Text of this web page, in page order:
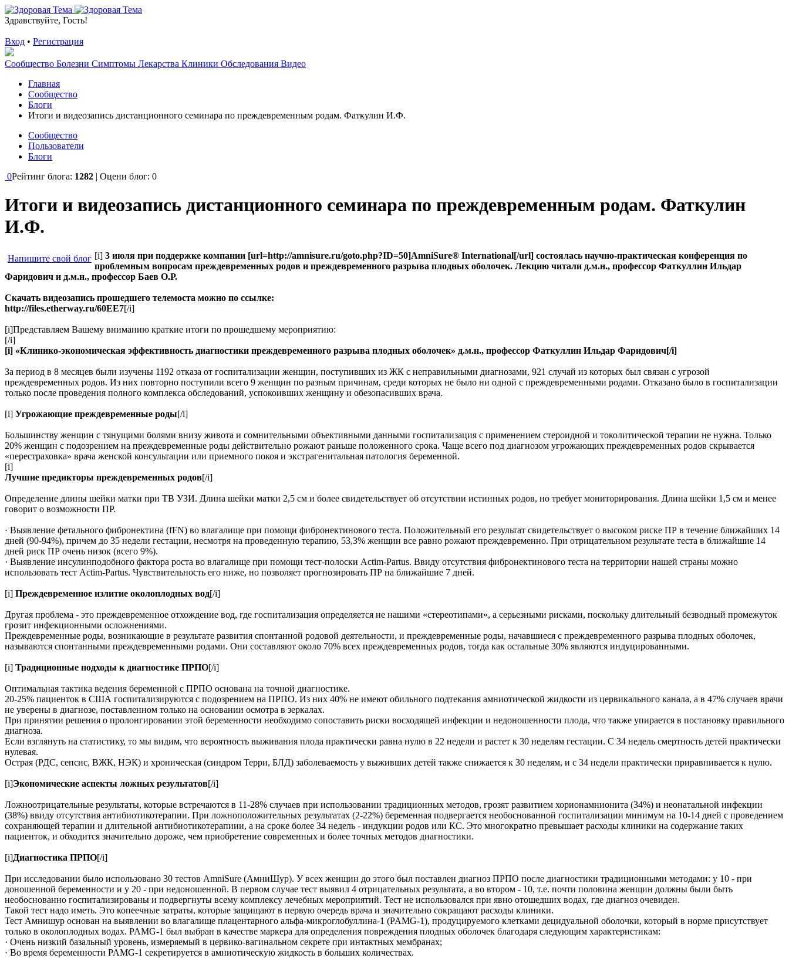
Здравствуйте, Гость!
Вход • Регистрация
Сообщество Болезни Симптомы Лекарства Клиники Обследования Видео
Главная
Сообщество
Блоги
Итоги и видеозапись дистанционного семинара по преждевременным родам. Фаткулин И.Ф.
Сообщество
Пользователи
Блоги
0Рейтинг блога: 1282 | Оцени блог: 0
Итоги и видеозапись дистанционного семинара по преждевременным родам. Фаткулин
И.Ф.
Напишите свой блог [i] 3 июля при поддержке компании [url=http://amnisure.ru/goto.php?ID=50]AmniSure® International[/url] состоялась научно-практическая конференция по
проблемным вопросам преждевременных родов и преждевременного разрыва плодных оболочек. Лекцию читали д.м.н., профессор Фаткуллин Ильдар
Фаридович и д.м.н., профессор Баев О.Р.
Скачать видеозапись прошедшего телемоста можно по ссылке:
http://files.etherway.ru/60EE7[/i]
[i]Представляем Вашему вниманию краткие итоги по прошедшему мероприятию:
[/i]
[i] «Клинико-экономическая эффективность диагностики преждевременного разрыва плодных оболочек» д.м.н., профессор Фаткуллин Ильдар Фаридович[/i]
За период в 8 месяцев были изучены 1192 отказа от госпитализации женщин, поступивших из ЖК с неправильными диагнозами, 921 случай из которых был связан с угрозой
преждевременных родов. Из них повторно поступили всего 9 женщин по разным причинам, среди которых не было ни одной с преждевременными родами. Отказано было в госпитализации
только после проведения полного комплекса обследований, успокоивших женщину и обезопасивших врача.
[i] Угрожающие преждевременные роды[/i]
Большинству женщин с тянущими болями внизу живота и сомнительными объективными данными госпитализация с применением стероидной и токолитической терапии не нужна. Только
20% женщин с подозрением на преждевременные роды действительно рожают раньше положенного срока. Чаще всего под диагнозом угрожающих преждевременных родов скрывается
«перестраховка» врача женской консультации или приемного покоя и экстрагенитальная патология беременной.
[i]
Лучшие предикторы преждевременных родов[/i]
Определение длины шейки матки при ТВ УЗИ. Длина шейки матки 2,5 см и более свидетельствует об отсутствии истинных родов, но требует мониторирования. Длина шейки 1,5 см и менее
говорит о возможности ПР.
· Выявление фетального фибронектина (fFN) во влагалище при помощи фибронектинового теста. Положительный его результат свидетельствует о высоком риске ПР в течение ближайших 14
дней (90-94%), причем до 35 недели гестации, несмотря на проведенную терапию, 53,3% женщин все равно рожают преждевременно. При отрицательном результате теста в ближайшие 14
дней риск ПР очень низок (всего 9%).
· Выявление инсулинподобного фактора роста во влагалище при помощи тест-полоски Actim-Partus. Ввиду отсутствия фибронектинового теста на территории нашей страны можно
использовать тест Actim-Partus. Чувствительность его ниже, но позволяет прогнозировать ПР на ближайшие 7 дней.
[i] Преждевременное излитие околоплодных вод[/i]
Другая проблема - это преждевременное отхождение вод, где госпитализация определяется не нашими «стереотипами», а серьезными рисками, поскольку длительный безводный промежуток
грозит инфекционными осложнениями.
Преждевременные роды, возникающие в результате развития спонтанной родовой деятельности, и преждевременные роды, начавшиеся с преждевременного разрыва плодных оболочек,
называются спонтанными преждевременными родами. Они составляют около 70% всех преждевременных родов, тогда как остальные 30% являются индуцированными.
[i] Традиционные подходы к диагностике ПРПО[/i]
Оптимальная тактика ведения беременной с ПРПО основана на точной диагностике.
20-25% пациенток в США госпитализируются с подозрением на ПРПО. Из них 40% не имеют обильного подтекания амниотической жидкости из цервикального канала, а в 47% случаев врачи
не уверены в диагнозе, поставленном только на основании осмотра в зеркалах.
При принятии решения о пролонгировании этой беременности необходимо сопоставить риски восходящей инфекции и недоношенности плода, что также упирается в постановку правильного
диагноза.
Если взглянуть на статистику, то мы видим, что вероятность выживания плода практически равна нулю в 22 недели и растет к 30 неделям гестации. С 34 недель смертность детей практически
нулевая.
Острая (РДС, сепсис, ВЖК, НЭК) и хроническая (синдром Терри, БЛД) заболеваемость у выживших детей также снижается к 30 неделям, и с 34 недели практически приравнивается к нулю.
[i]Экономические аспекты ложных результатов[/i]
Ложноотрицательные результаты, которые встречаются в 11-28% случаев при использовании традиционных методов, грозят развитием хорионамнионита (34%) и неонатальной инфекции
(38%) ввиду отсутствия антибиотикотерапии. При ложноположительных результатах (2-22%) беременная подвергается необоснованной госпитализации минимум на 10-14 дней с проведением
сохраняющей терапии и длительной антибиотикотерапиии, а на сроке более 34 недель - индукции родов или КС. Это многократно превышает расходы клиники на содержание таких
пациенток, и обходится значительно дороже, чем приобретение современных и более точных методов диагностики.
[i]Диагностика ПРПО[/i]
При исследовании было использовано 30 тестов AmniSure (АмниШур). У всех женщин до этого был поставлен диагноз ПРПО после диагностики традиционными методами: у 10 - при
доношенной беременности и у 20 - при недоношенной. В первом случае тест выявил 4 отрицательных результата, а во втором - 10, т.е. почти половина женщин должны были быть
необоснованно госпитализированы и подвергнуты всему комплексу лечебных мероприятий. Тест не использовался при явно отошедших водах, где диагноз очевиден.
Такой тест надо иметь. Это копеечные затраты, которые защищают в первую очередь врача и значительно сокращают расходы клиники.
Тест Амнишур основан на выявлении во влагалище плацентарного альфа-микроглобуллина-1 (PAMG-1), продуцируемого клетками децидуальной оболочки, который в норме присутствует
только в околоплодных водах. PAMG-1 был выбран в качестве маркера для определения повреждения плодных оболочек благодаря следующим характеристикам:
· Очень низкий базальный уровень, измеряемый в цервико-вагинальном секрете при интактных мембранах;
· Во время беременности PAMG-1 секретируется в амниотическую жидкость в больших количествах.